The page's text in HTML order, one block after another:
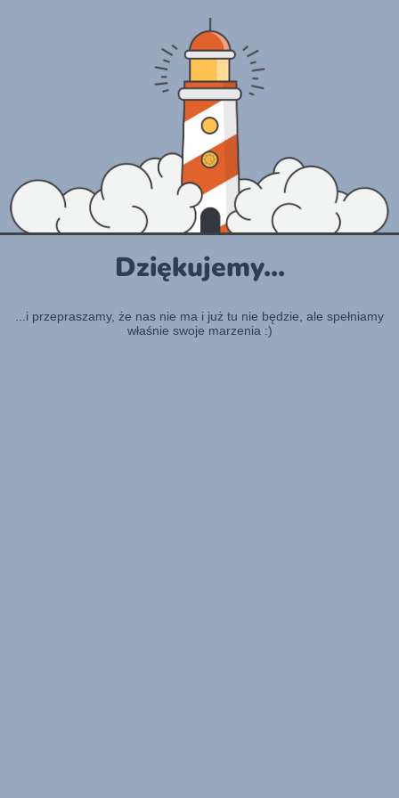
Dziękujemy...
...i przepraszamy, że nas nie ma i już tu nie będzie, ale spełniamy
właśnie swoje marzenia :)